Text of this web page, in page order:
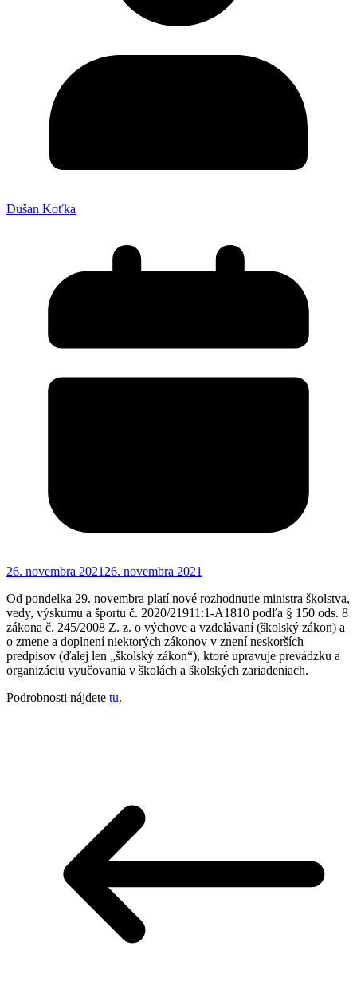
Dušan Koťka
26. novembra 2021 26. novembra 2021
Od pondelka 29. novembra platí nové rozhodnutie ministra školstva,
vedy, výskumu a športu č. 2020/21911:1-A1810 podľa § 150 ods. 8
zákona č. 245/2008 Z. z. o výchove a vzdelávaní (školský zákon) a
o zmene a doplnení niektorých zákonov v znení neskorších
predpisov (ďalej len „školský zákon“), ktoré upravuje prevádzku a
organizáciu vyučovania v školách a školských zariadeniach.
Podrobnosti nájdete tu.